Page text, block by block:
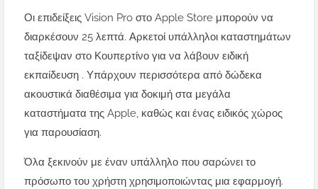
Οι επιδείξεις Vision Pro στο Apple Store μπορούν να
διαρκέσουν 25 λεπτά. Αρκετοί υπάλληλοι καταστημάτων
ταξίδεψαν στο Κουπερτίνο για να λάβουν ειδική
εκπαίδευση . Υπάρχουν περισσότερα από δώδεκα
ακουστικά διαθέσιμα για δοκιμή στα μεγάλα
καταστήματα της Apple, καθώς και ένας ειδικός χώρος
για παρουσίαση.
Όλα ξεκινούν με έναν υπάλληλο που σαρώνει το
πρόσωπο του χρήστη χρησιμοποιώντας μια εφαρμογή.